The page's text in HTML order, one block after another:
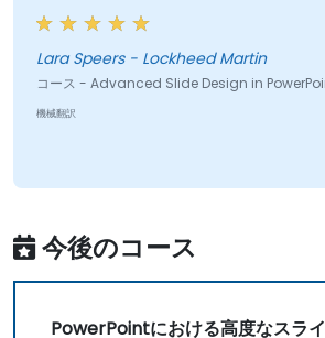
Lara Speers - Lockheed Martin
コース - Advanced Slide Design in
機械翻訳
今後のコース
PowerPointにおける高度なスラ